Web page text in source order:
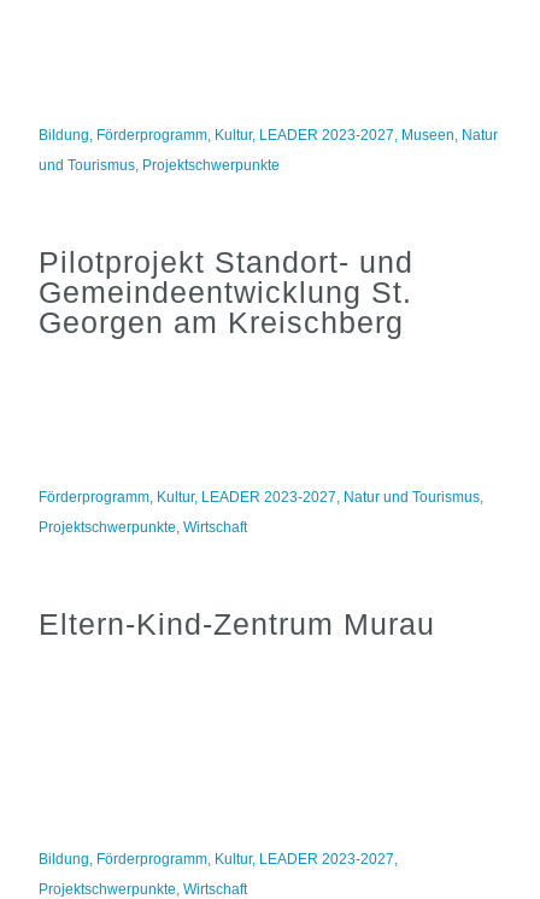
Bildung, Förderprogramm, Kultur, LEADER 2023-2027, Museen, Natur
und Tourismus, Projektschwerpunkte
Pilotprojekt Standort- und
Gemeindeentwicklung St.
Georgen am Kreischberg
Förderprogramm, Kultur, LEADER 2023-2027, Natur und Tourismus,
Projektschwerpunkte,Wirtschaft
Eltern-Kind-Zentrum Murau
Bildung, Förderprogramm, Kultur, LEADER 2023-2027,
Projektschwerpunkte,Wirtschaft